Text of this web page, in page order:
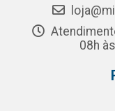
08h